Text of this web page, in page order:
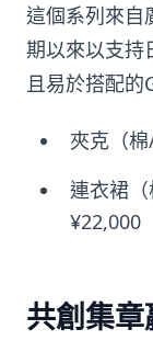
這個系列來
期以來以支
且易於搭配的
夾克（
連衣裙
¥22,000
共創集